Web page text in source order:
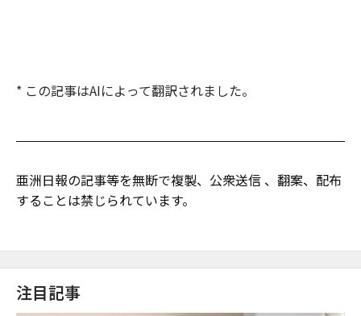
* この記事はAIによって翻訳されました。
亜洲日報の記事等を無断で複製、公衆送信 、翻案、配布
することは禁じられています。
注目記事